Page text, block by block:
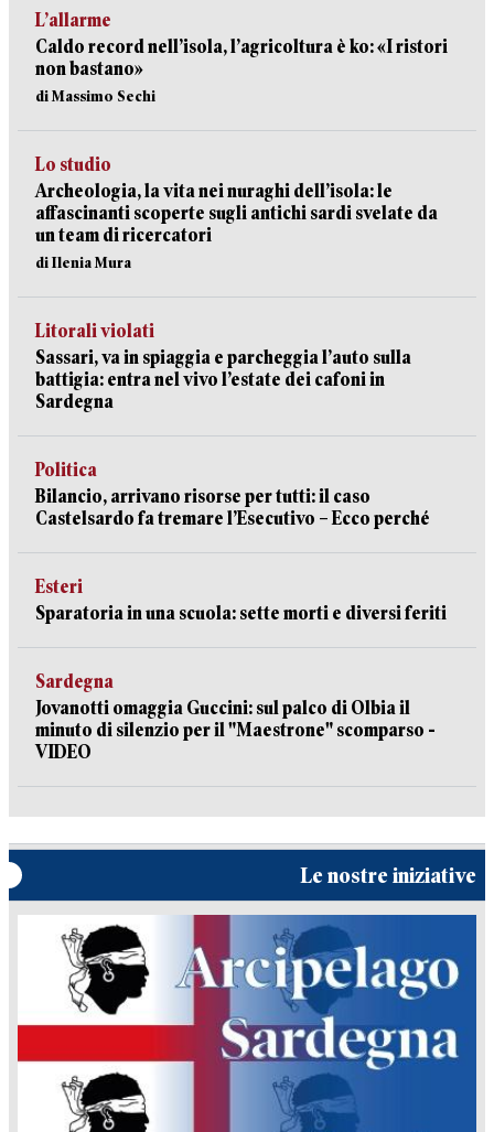
L’allarme
Caldo record nell’isola, l’agricoltura è ko: «I ristori
non bastano»
di Massimo Sechi
Lo studio
Archeologia, la vita nei nuraghi dell’isola: le
affascinanti scoperte sugli antichi sardi svelate da
un team di ricercatori
di Ilenia Mura
Litorali violati
Sassari, va in spiaggia e parcheggia l’auto sulla
battigia: entra nel vivo l’estate dei cafoni in
Sardegna
Politica
Bilancio, arrivano risorse per tutti: il caso
Castelsardo fa tremare l’Esecutivo – Ecco perché
Esteri
Sparatoria in una scuola: sette morti e diversi feriti
Sardegna
Jovanotti omaggia Guccini: sul palco di Olbia il
minuto di silenzio per il "Maestrone" scomparso -
VIDEO
Le nostre iniziative